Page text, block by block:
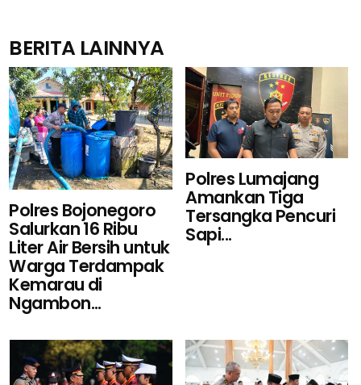
BERITA LAINNYA
Polres Bojonegoro
Salurkan 16 Ribu
Liter Air Bersih untuk
Warga Terdampak
Kemarau di
Ngambon...
Polres Lumajang
Amankan Tiga
Tersangka Pencuri
Sapi...